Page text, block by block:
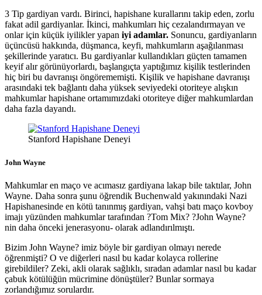
3 Tip gardiyan vardı. Birinci, hapishane kurallarını takip eden, zorlu
fakat adil gardiyanlar. İkinci, mahkumları hiç cezalandırmayan ve
onlar için küçük iyilikler yapan iyi adamlar. Sonuncu, gardiyanların
üçüncüsü hakkında, düşmanca, keyfi, mahkumların aşağılanması
şekillerinde yaratıcı. Bu gardiyanlar kullandıkları güçten tamamen
keyif alır görünüyorlardı, başlangıçta yaptığımız kişilik testlerinden
hiç biri bu davranışı öngörememişti. Kişilik ve hapishane davranışı
arasındaki tek bağlantı daha yüksek seviyedeki otoriteye alışkın
mahkumlar hapishane ortamımızdaki otoriteye diğer mahkumlardan
daha fazla dayandı.
Stanford Hapishane Deneyi
John Wayne
Mahkumlar en maço ve acımasız gardiyana lakap bile taktılar, John
Wayne. Daha sonra şunu öğrendik Buchenwald yakınındaki Nazi
Hapishanesinde en kötü tanınmış gardiyan, vahşi batı maço kovboy
imajı yüzünden mahkumlar tarafından ?Tom Mix? ?John Wayne?
nin daha önceki jenerasyonu- olarak adlandırılmıştı.
Bizim John Wayne? imiz böyle bir gardiyan olmayı nerede
öğrenmişti? O ve diğerleri nasıl bu kadar kolayca rollerine
girebildiler? Zeki, akli olarak sağlıklı, sıradan adamlar nasıl bu kadar
çabuk kötülüğün mücrimine dönüştüler? Bunlar sormaya
zorlandığımız sorulardır.